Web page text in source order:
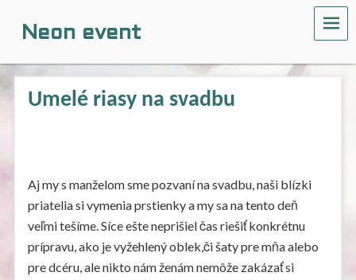
Neon event
Umelé riasy na svadbu
Aj my s manželom sme pozvaní na svadbu, naši blízki
priatelia si vymenia prstienky a my sa na tento deň
veľmi tešíme. Síce ešte neprišiel čas riešiť konkrétnu
prípravu, ako je vyžehlený oblek,či šaty pre mňa alebo
pre dcéru, ale nikto nám ženám nemôže zakázať si